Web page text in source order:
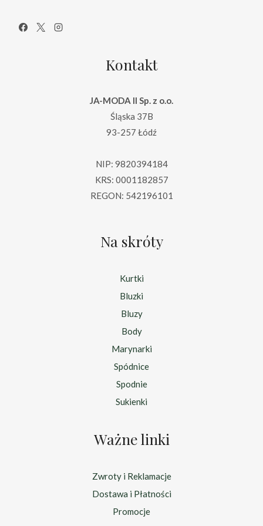
Kontakt
JA-MODA II Sp. z o.o.
Śląska 37B
93-257 Łódź
NIP: 9820394184
KRS: 0001182857
REGON: 542196101
Na skróty
Kurtki
Bluzki
Bluzy
Body
Marynarki
Spódnice
Spodnie
Sukienki
Ważne linki
Zwroty i Reklamacje
Dostawa i Płatności
Promocje